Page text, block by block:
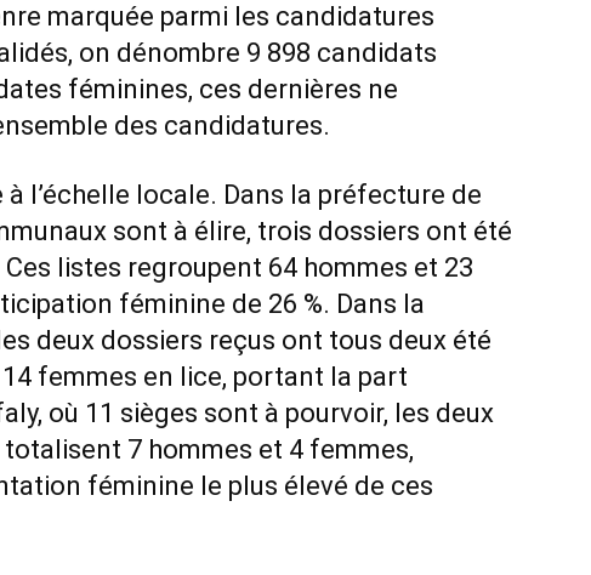
marquée parmi les candidatures
on dénombre 9 898 candidats
féminines, ces dernières ne
des candidatures.
l’échelle locale. Dans la préfecture de
sont à élire, trois dossiers ont été
listes regroupent 64 hommes et 23
féminine de 26 %. Dans la
deux dossiers reçus ont tous deux été
femmes en lice, portant la part
où 11 sièges sont à pourvoir, les deux
7 hommes et 4 femmes,
féminine le plus élevé de ces